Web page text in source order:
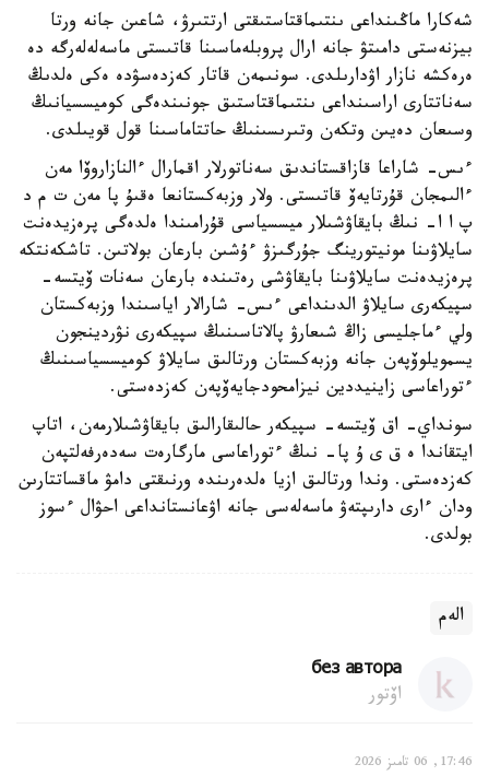
شەكارا ماڭىنداعى ىنتىماقتاستىقتى ارتتىرۋ، شاعىن جانە ورتا
بيزنەستى دامىتۋ جانە ارال پروبلەماسىنا قاتىستى ماسەلەلەرگە دە
ەرەكشە نازار اۋدارىلدى. سونىمەن قاتار كەزدەسۋدە ەكى ەلدىڭ
سەناتتارى اراسىنداعى ىنتىماقتاستىق جونىندەگى كوميسسيانىڭ
وسىعان دەيىن وتكەن وتىرىسىنىڭ حاتتاماسىنا قول قويىلدى.
ءىس- شاراعا قازاقستاندىق سەناتورلار اقمارال ءالنازاروۆا مەن
ءالىمجان قۇرتايەۆ قاتىستى. ولار وزبەكستانعا ەقىۇ پا مەن ت م د
پ ا ا- نىڭ بايقاۋشىلار ميسسياسى قۇرامىندا ەلدەگى پرەزيدەنت
سايلاۋىنا مونيتورينگ جۇرگىزۋ ءۇشىن بارعان بولاتىن. تاشكەنتكە
پرەزيدەنت سايلاۋىنا بايقاۋشى رەتىندە بارعان سەنات ۆيتسە-
سپيكەرى سايلاۋ الدىنداعى ءىس- شارالار اياسىندا وزبەكستان
ولي ءماجليسى زاڭ شىعارۋ پالاتاسىنىڭ سپيكەرى نۋردينجون
يسمويلوۆپەن جانە وزبەكستان ورتالىق سايلاۋ كوميسسياسىنىڭ
ءتوراعاسى زاينيددين نيزامحودجايەۆپەن كەزدەستى.
سونداي- اق ۆيتسە- سپيكەر حالىقارالىق بايقاۋشىلارمەن، اتاپ
ايتقاندا ە ق ى ۇ پا- نىڭ ءتوراعاسى مارگارەت سەدەرفەلتپەن
كەزدەستى. وندا ورتالىق ازيا ەلدەرىندە ورنىقتى دامۋ ماقساتتارىن
ودان ءارى دارىپتەۋ ماسەلەسى جانە اۋعانستانداعى احۋال ءسوز
بولدى.
الەم
без автора
اۆتور
17:46, 06 تامىز 2026